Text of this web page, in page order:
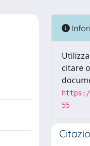
citare
55